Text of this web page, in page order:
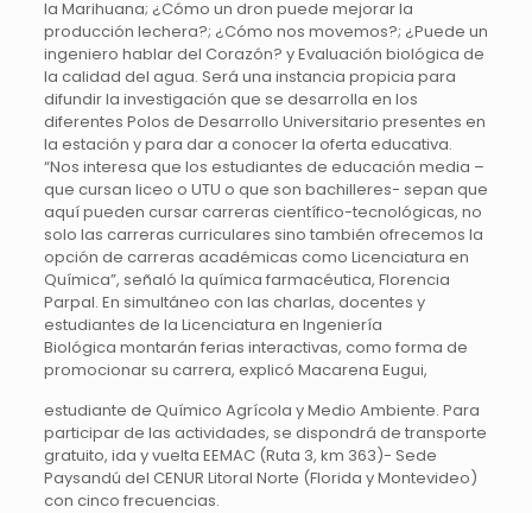
la Marihuana; ¿Cómo un dron puede mejorar la
producción lechera?; ¿Cómo nos movemos?; ¿Puede un
ingeniero hablar del Corazón? y Evaluación biológica de
la calidad del agua. Será una instancia propicia para
difundir la investigación que se desarrolla en los
diferentes Polos de Desarrollo Universitario presentes en
la estación y para dar a conocer la oferta educativa.
“Nos interesa que los estudiantes de educación media –
que cursan liceo o UTU o que son bachilleres- sepan que
aquí pueden cursar carreras científico-tecnológicas, no
solo las carreras curriculares sino también ofrecemos la
opción de carreras académicas como Licenciatura en
Química”, señaló la química farmacéutica, Florencia
Parpal. En simultáneo con las charlas, docentes y
estudiantes de la Licenciatura en Ingeniería
Biológica montarán ferias interactivas, como forma de
promocionar su carrera, explicó Macarena Eugui,
estudiante de Químico Agrícola y Medio Ambiente. Para
participar de las actividades, se dispondrá de transporte
gratuito, ida y vuelta EEMAC (Ruta 3, km 363)- Sede
Paysandú del CENUR Litoral Norte (Florida y Montevideo)
con cinco frecuencias.